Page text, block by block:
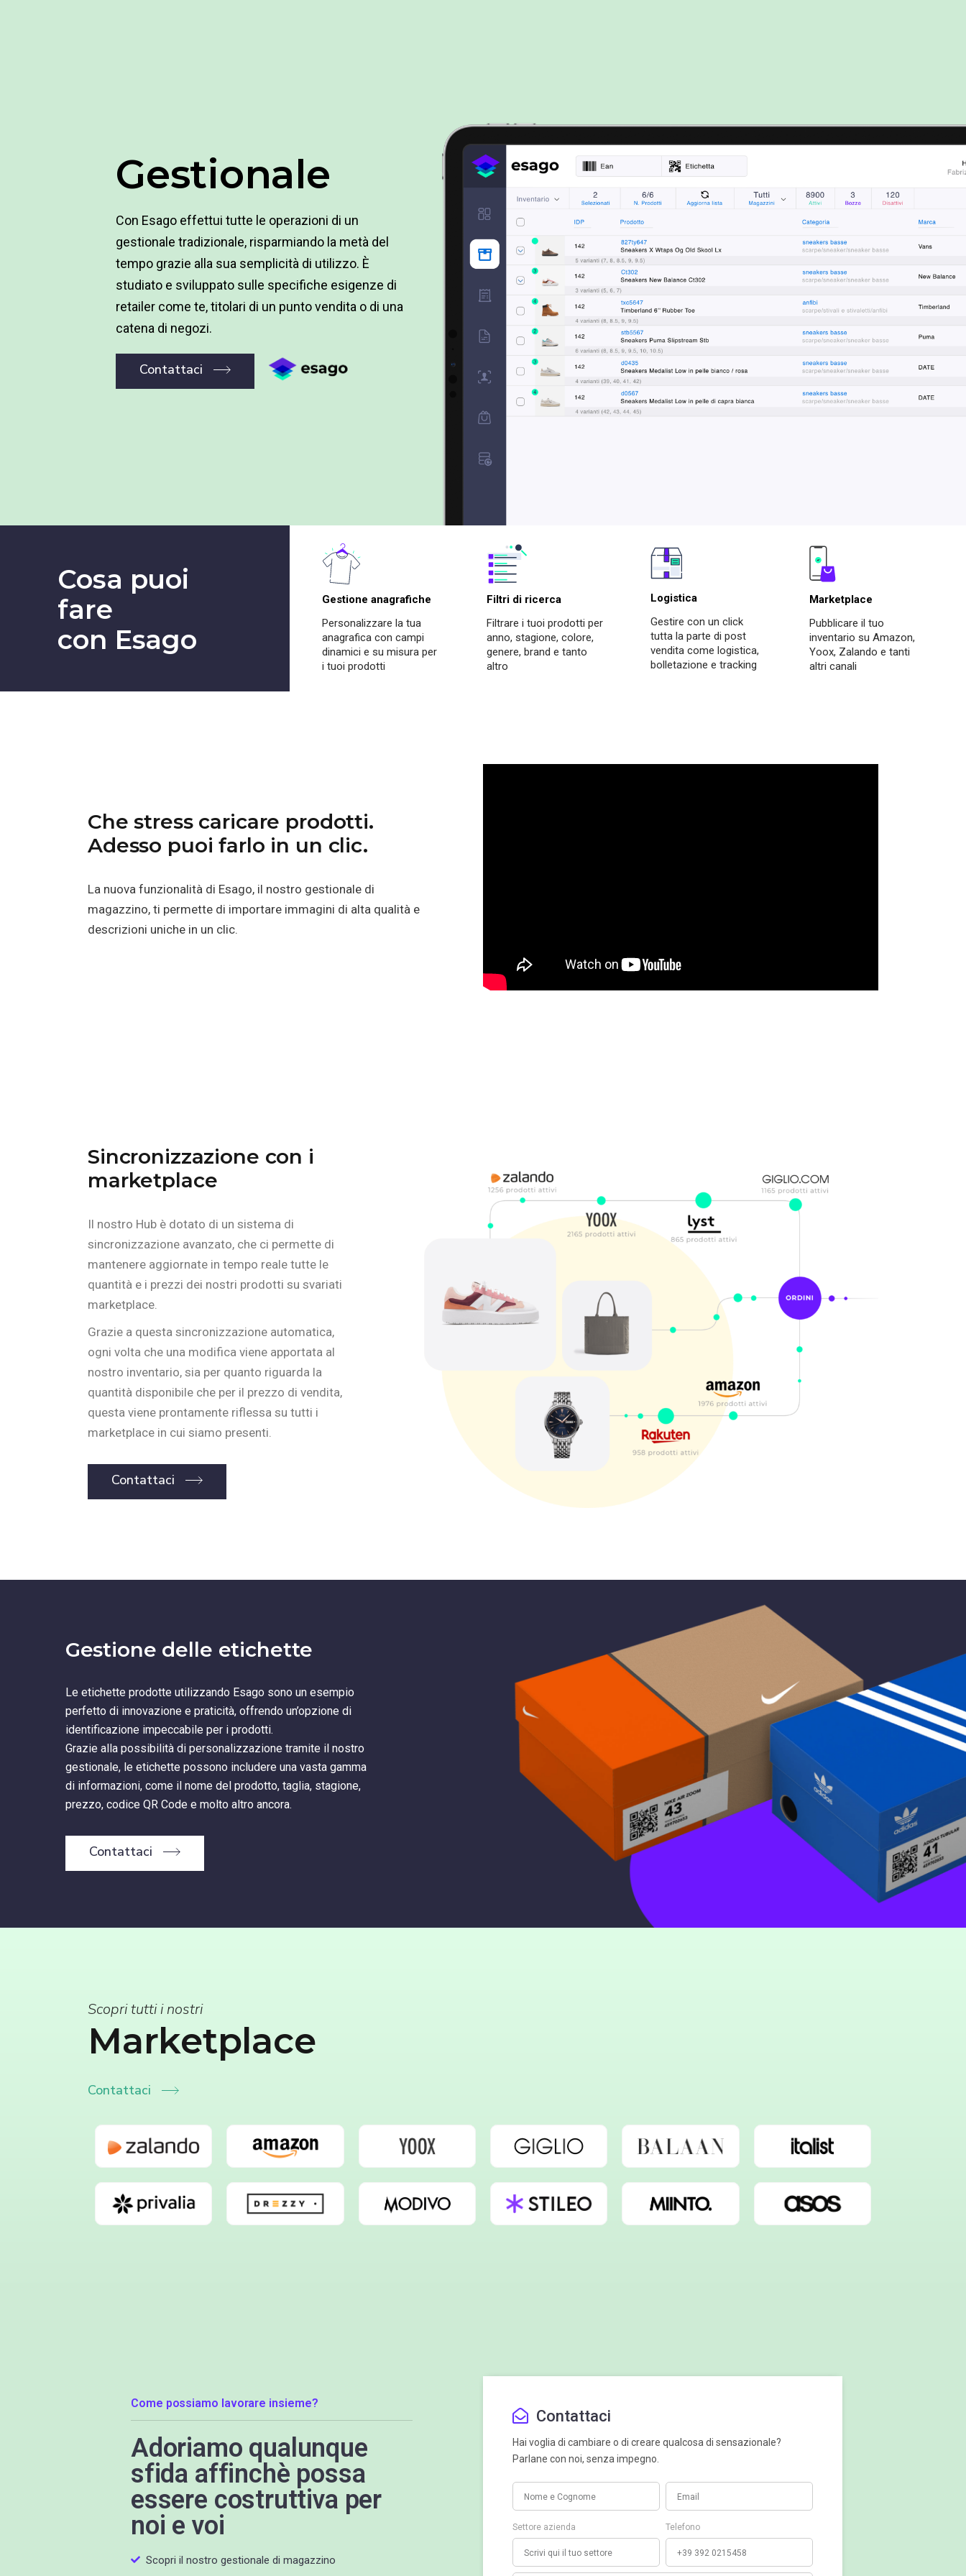
Gestionale
Con Esago effettui tutte le operazioni di un
gestionale tradizionale, risparmiando la metà del
tempo grazie alla sua semplicità di utilizzo. È
studiato e sviluppato sulle specifiche esigenze di
retailer come te, titolari di un punto vendita o di una
catena di negozi.
Contattaci
Cosa puoi
fare
con Esago
Gestione anagrafiche
Personalizzare la tua
anagrafica con campi
dinamici e su misura per
i tuoi prodotti
Filtri di ricerca
Filtrare i tuoi prodotti per
anno, stagione, colore,
genere, brand e tanto
altro
Logistica
Gestire con un click
tutta la parte di post
vendita come logistica,
bolletazione e tracking
Marketplace
Pubblicare il tuo
inventario su Amazon,
Yoox, Zalando e tanti
altri canali
Che stress caricare prodotti.
Adesso puoi farlo in un clic.
La nuova funzionalità di Esago, il nostro gestionale di
magazzino, ti permette di importare immagini di alta qualità e
descrizioni uniche in un clic.
Sincronizzazione con i
marketplace
Il nostro Hub è dotato di un sistema di
sincronizzazione avanzato, che ci permette di
mantenere aggiornate in tempo reale tutte le
quantità e i prezzi dei nostri prodotti su svariati
marketplace.
Grazie a questa sincronizzazione automatica,
ogni volta che una modifica viene apportata al
nostro inventario, sia per quanto riguarda la
quantità disponibile che per il prezzo di vendita,
questa viene prontamente riflessa su tutti i
marketplace in cui siamo presenti.
Contattaci
Gestione delle etichette
Le etichette prodotte utilizzando Esago sono un esempio
perfetto di innovazione e praticità, offrendo un’opzione di
identificazione impeccabile per i prodotti.
Grazie alla possibilità di personalizzazione tramite il nostro
gestionale, le etichette possono includere una vasta gamma
di informazioni, come il nome del prodotto, taglia, stagione,
prezzo, codice QR Code e molto altro ancora.
Contattaci
Scopri tutti i nostri
Marketplace
Contattaci
Come possiamo lavorare insieme?
Adoriamo qualunque
sfida affinchè possa
essere costruttiva per
noi e voi
Scopri il nostro gestionale di magazzino
Contattaci
Hai voglia di cambiare o di creare qualcosa di sensazionale?
Parlane con noi, senza impegno.
Settore azienda Telefono